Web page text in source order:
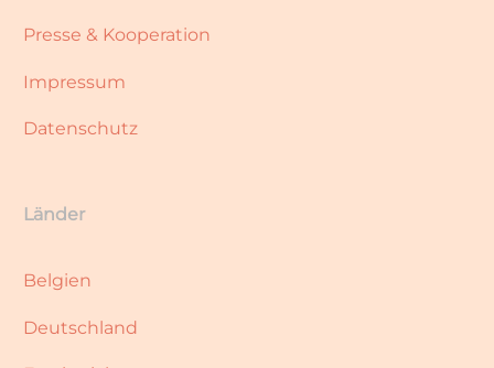
Presse & Kooperation
Impressum
Datenschutz
Länder
Belgien
Deutschland